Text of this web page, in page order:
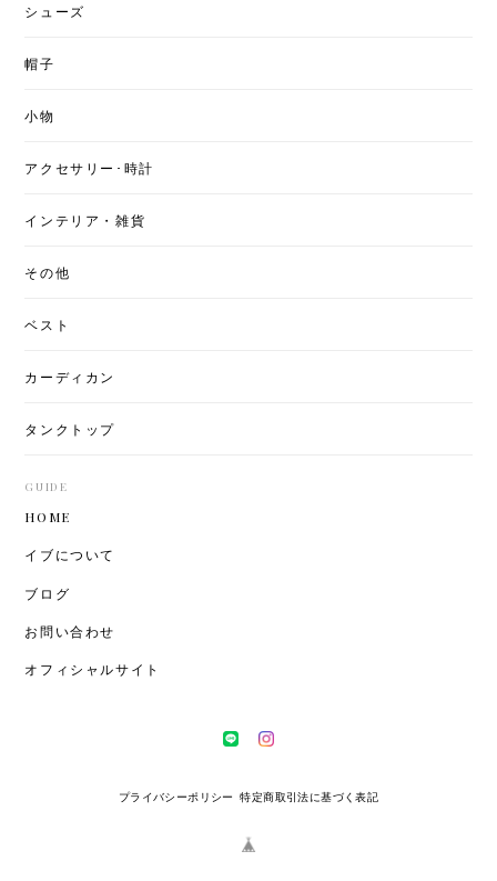
シューズ
帽子
小物
アクセサリー･時計
インテリア・雑貨
その他
ベスト
カーディカン
タンクトップ
GUIDE
HOME
イブについて
ブログ
お問い合わせ
オフィシャルサイト
プライバシーポリシー 特定商取引法に基づく表記